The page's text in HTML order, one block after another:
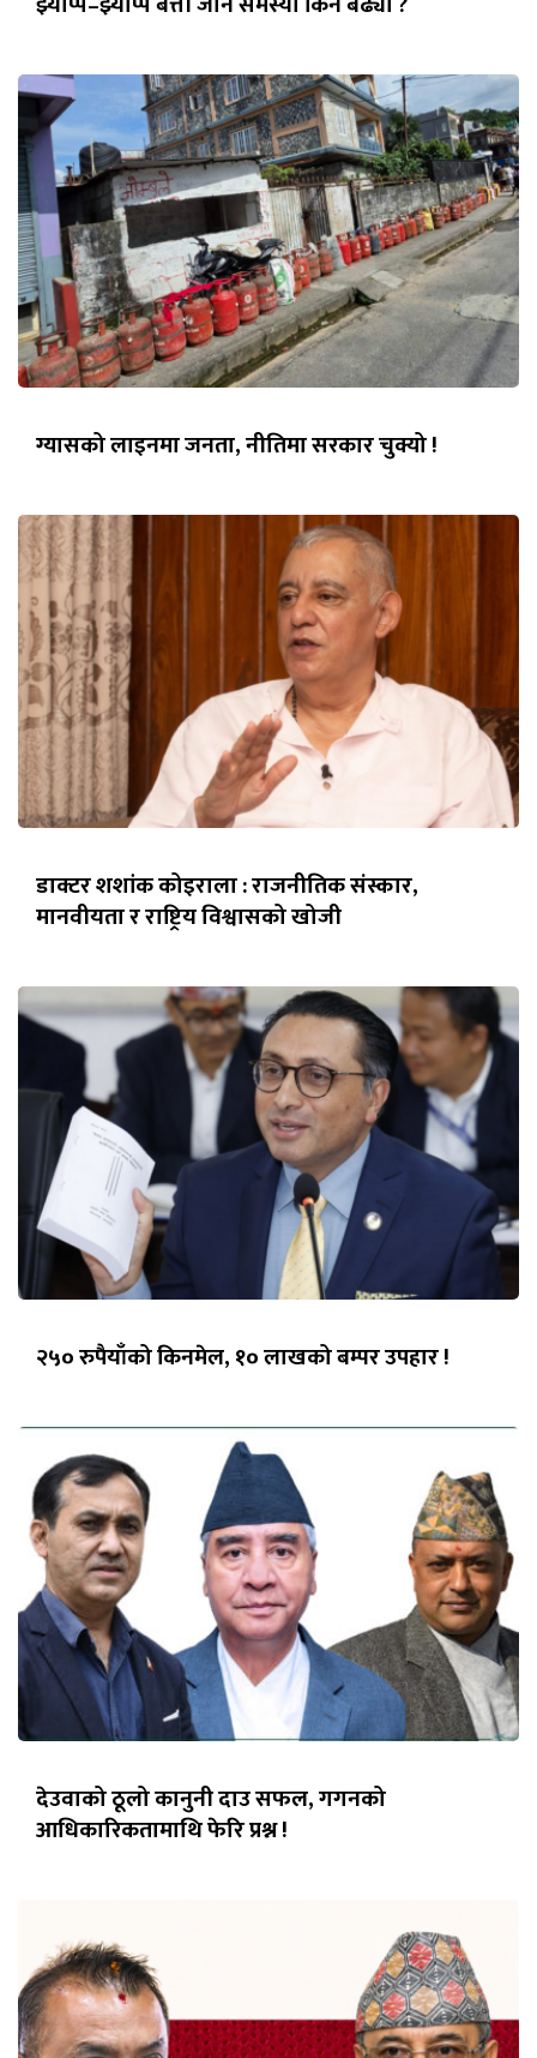
ग्यासको लाइनमा जनता, नीतिमा सरकार चुक्यो !
डाक्टर शशांक कोइराला : राजनीतिक संस्कार,
मानवीयता र राष्ट्रिय विश्वासको खोजी
२५० रुपैयाँको किनमेल, १० लाखको बम्पर उपहार !
देउवाको ठूलो कानुनी दाउ सफल, गगनको
आधिकारिकतामाथि फेरि प्रश्न !